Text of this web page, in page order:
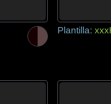
Plantilla: